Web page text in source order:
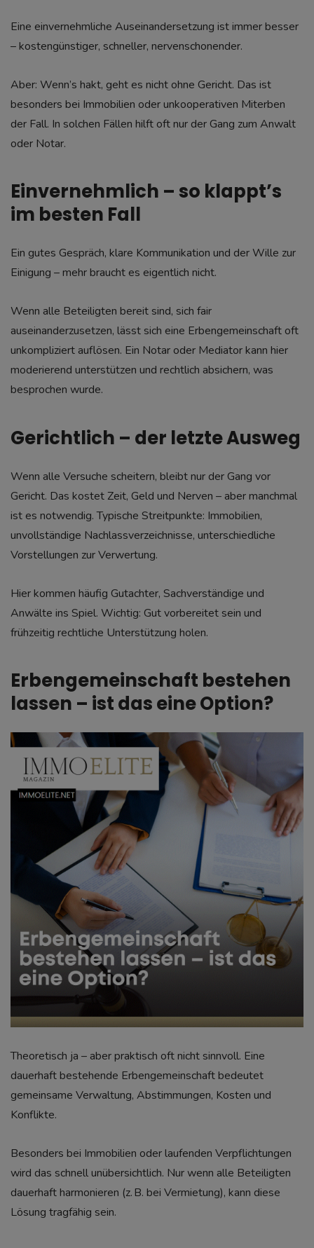
Eine einvernehmliche Auseinandersetzung ist immer besser
– kostengünstiger, schneller, nervenschonender.
Aber: Wenn’s hakt, geht es nicht ohne Gericht. Das ist
besonders bei Immobilien oder unkooperativen Miterben
der Fall. In solchen Fällen hilft oft nur der Gang zum Anwalt
oder Notar.
Einvernehmlich – so klappt’s
im besten Fall
Ein gutes Gespräch, klare Kommunikation und der Wille zur
Einigung – mehr braucht es eigentlich nicht.
Wenn alle Beteiligten bereit sind, sich fair
auseinanderzusetzen, lässt sich eine Erbengemeinschaft oft
unkompliziert auflösen. Ein Notar oder Mediator kann hier
moderierend unterstützen und rechtlich absichern, was
besprochen wurde.
Gerichtlich – der letzte Ausweg
Wenn alle Versuche scheitern, bleibt nur der Gang vor
Gericht. Das kostet Zeit, Geld und Nerven – aber manchmal
ist es notwendig. Typische Streitpunkte: Immobilien,
unvollständige Nachlassverzeichnisse, unterschiedliche
Vorstellungen zur Verwertung.
Hier kommen häufig Gutachter, Sachverständige und
Anwälte ins Spiel. Wichtig: Gut vorbereitet sein und
frühzeitig rechtliche Unterstützung holen.
Erbengemeinschaft bestehen
lassen – ist das eine Option?
Theoretisch ja – aber praktisch oft nicht sinnvoll. Eine
dauerhaft bestehende Erbengemeinschaft bedeutet
gemeinsame Verwaltung, Abstimmungen, Kosten und
Konflikte.
Besonders bei Immobilien oder laufenden Verpflichtungen
wird das schnell unübersichtlich. Nur wenn alle Beteiligten
dauerhaft harmonieren (z. B. bei Vermietung), kann diese
Lösung tragfähig sein.